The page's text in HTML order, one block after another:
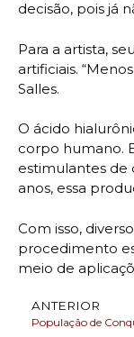
decisão, pois já
Para a artista,
artificiais.
Salles.
O ácido
corpo humano.
estimulantes de
anos, essa
Com isso,
procedimento
meio de
ANTERIOR